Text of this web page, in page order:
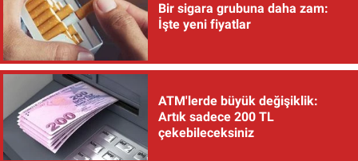
Bir sigara grubuna daha zam:
İşte yeni fiyatlar
ATM'lerde büyük değişiklik:
Artık sadece 200 TL
çekebileceksiniz